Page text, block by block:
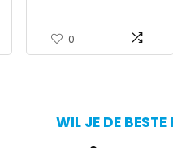
0
WIL JE DE